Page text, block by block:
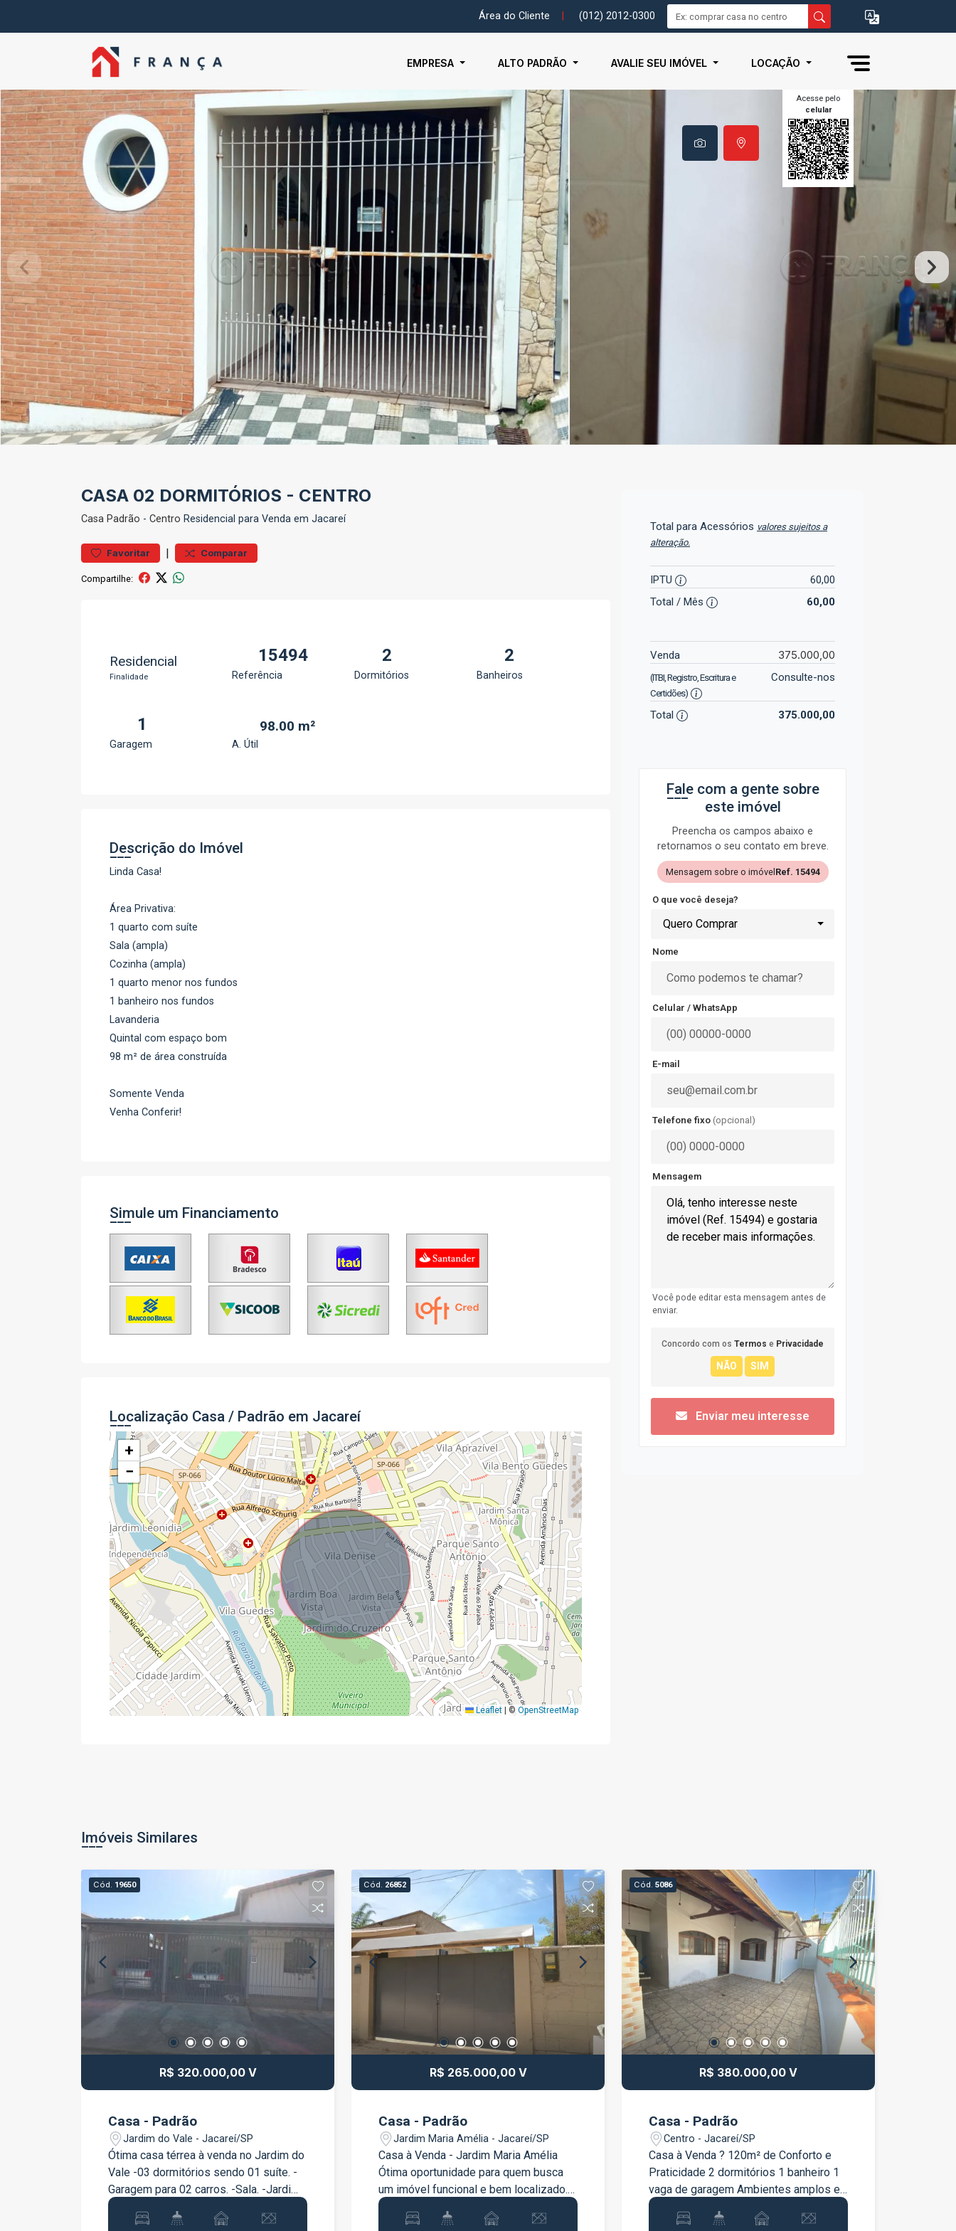
Área do Cliente (012) 2012-0300
EMPRESA ALTO PADRÃO AVALIE SEU IMÓVEL LOCAÇÃO
Acesse pelo
celular
CASA 02 DORMITÓRIOS - CENTRO
Casa Padrão - Centro Residencial para Venda em Jacareí
Favoritar | Comparar
Compartilhe:
Residencial
Finalidade
15494
Referência
2
Dormitórios
2
Banheiros
1
Garagem
98.00 m²
A. Útil
Descrição do Imóvel
Linda Casa!
Área Privativa:
1 quarto com suíte
Sala (ampla)
Cozinha (ampla)
1 quarto menor nos fundos
1 banheiro nos fundos
Lavanderia
Quintal com espaço bom
98 m² de área construída
Somente Venda
Venha Conferir!
Simule um Financiamento
Localização Casa / Padrão em Jacareí
+
−
Leaflet © OpenStreetMap
Total para Acessórios valores sujeitos a
alteração.
IPTU
60,00
Total / Mês
60,00
Venda 375.000,00
(ITBI, Registro, Escritura e
Certidões)
Consulte-nos
Total 375.000,00
Fale com a gente sobre
este imóvel
Preencha os campos abaixo e
retornamos o seu contato em breve.
Mensagem sobre o imóvel Ref. 15494
O que você deseja?
Quero Comprar
Nome
Celular / WhatsApp
E-mail
Telefone fixo (opcional)
Mensagem
Você pode editar esta mensagem antes de
enviar.
Concordo com os Termos e Privacidade
Enviar meu interesse
Imóveis Similares
Cód. 19650
R$ 320.000,00 V
Casa - Padrão
Jardim do Vale - Jacareí/SP
Ótima casa térrea à venda no Jardim do
Vale -03 dormitórios sendo 01 suíte. -
Garagem para 02 carros. -Sala. -Jardim
de inverno. -Cozinha. -Churrasqueira.
Cód. 26852
R$ 265.000,00 V
Casa - Padrão
Jardim Maria Amélia - Jacareí/SP
Casa à Venda - Jardim Maria Amélia
Ótima oportunidade para quem busca
um imóvel funcional e bem localizado.
Casa com ambientes bem distribuídos,
ideal para morar ou investir.
Cód. 5086
R$ 380.000,00 V
Casa - Padrão
Centro - Jacareí/SP
Casa à Venda ? 120m² de Conforto e
Praticidade 2 dormitórios 1 banheiro 1
vaga de garagem Ambientes amplos e
bem distribuídos Ideal para quem
busca um lar aconchegante em uma